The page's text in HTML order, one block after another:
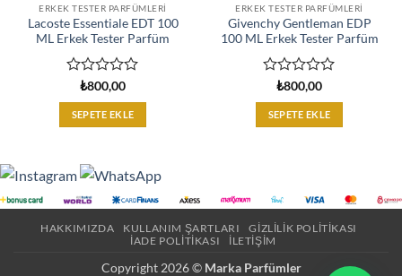
ERKEK TESTER PARFÜMLERI
Lacoste Essentiale EDT 100
ML Erkek Tester Parfüm
üzerinden
0
oy
₺800,00
SEPETE EKLE
ERKEK TESTER PARFÜMLERI
Givenchy Gentleman EDP
100 ML Erkek Tester Parfüm
üzerinden
0
oy
₺800,00
SEPETE EKLE
HAKKIMIZDA KULLANIM ŞARTLARI
GIZLILIK POLITIKASI
İADE POLITIKASI
İLETIŞIM
Copyright 2026 © Marka Parfümler